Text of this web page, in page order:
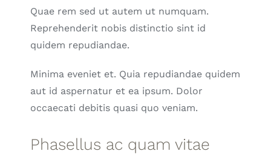
Quae rem sed ut autem ut numquam.
Reprehenderit nobis distinctio sint id
quidem repudiandae.
Minima eveniet et. Quia repudiandae quidem
aut id aspernatur et ea ipsum. Dolor
occaecati debitis quasi quo veniam.
Phasellus ac quam vitae